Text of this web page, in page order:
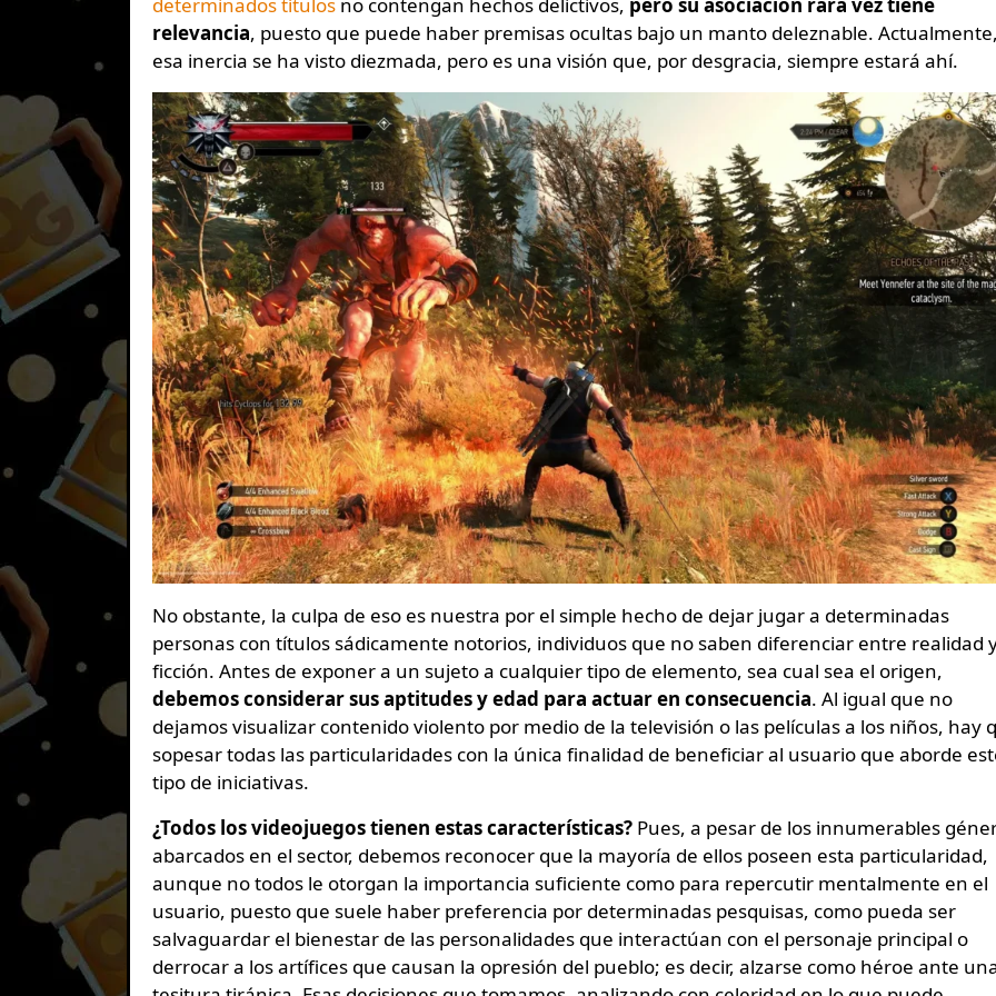
determinados títulos no contengan hechos delictivos, pero su asociación rara vez tiene
relevancia, puesto que puede haber premisas ocultas bajo un manto deleznable.
esa inercia se ha visto diezmada, pero es una visión que, por desgracia, siempre estará ahí.
No obstante, la culpa de eso es nuestra por el simple hecho de dejar jugar a determinadas
personas con títulos sádicamente notorios, individuos que no saben diferenciar entre realidad
ficción. Antes de exponer a un sujeto a cualquier tipo de elemento, sea cual sea el origen,
debemos considerar sus aptitudes y edad para actuar en consecuencia. Al igual que no
dejamos visualizar contenido violento por medio de la televisión o las películas a los niños, hay
sopesar todas las particularidades con la única finalidad de beneficiar al usuario que aborde
tipo de iniciativas.
¿Todos los videojuegos tienen estas características? Pues, a pesar de los innumerables
abarcados en el sector, debemos reconocer que la mayoría de ellos poseen esta particularidad,
aunque no todos le otorgan la importancia suficiente como para repercutir mentalmente en el
usuario, puesto que suele haber preferencia por determinadas pesquisas, como pueda ser
salvaguardar el bienestar de las personalidades que interactúan con el personaje principal o
derrocar a los artífices que causan la opresión del pueblo; es decir, alzarse como héroe ante